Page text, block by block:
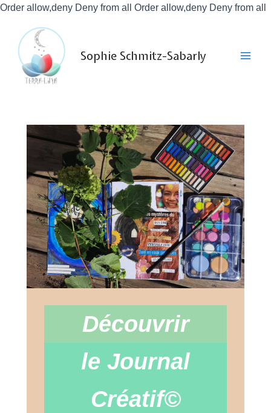
Order allow,deny Deny from all Order allow,deny Deny from all
Sophie Schmitz-Sabarly
Découvrir
le Journal
Créatif©